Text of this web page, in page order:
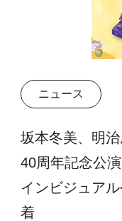
ニュース
坂本冬美、明
40周年記念公
インビジュア
着